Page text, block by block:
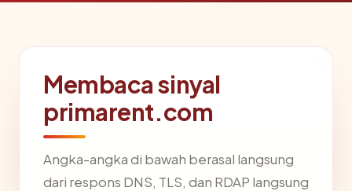
Membaca sinyal
primarent.com
Angka-angka di bawah berasal langsung
dari respons DNS, TLS, dan RDAP langsung